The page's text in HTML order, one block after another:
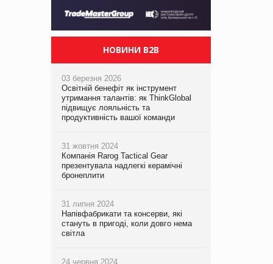
НОВИНИ B2B
03 березня 2026
Освітній бенефіт як інструмент
утримання талантів: як ThinkGlobal
підвищує лояльність та
продуктивність вашої команди
31 жовтня 2024
Компанія Rarog Tactical Gear
презентувала надлегкі керамічні
бронеплити
31 липня 2024
Напівфабрикати та консерви, які
стануть в пригоді, коли довго нема
світла
24 червня 2024